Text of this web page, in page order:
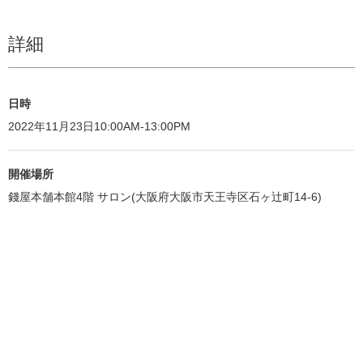
詳細
日時
2022年11月23日10:00AM-13:00PM
開催場所
錢屋本舗本館4階 サロン(大阪府大阪市天王寺区石ヶ辻町14-6)